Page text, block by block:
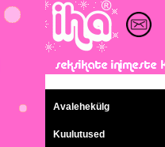
Avalehekülg
Kuulutused